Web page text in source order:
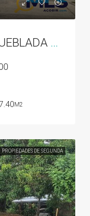
ALQUILO CASA AMUEBLADA EN DORADO SPRING
M2
PROPIEDADES DE SEGUNDA